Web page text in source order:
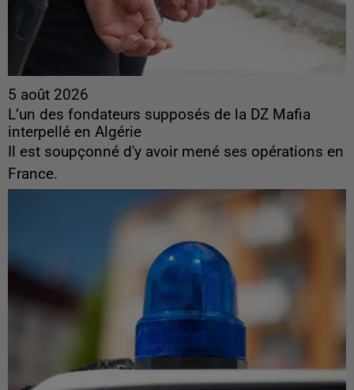
5 août 2026
L’un des fondateurs supposés de la DZ Mafia
interpellé en Algérie
Il est soupçonné d'y avoir mené ses opérations en
France.